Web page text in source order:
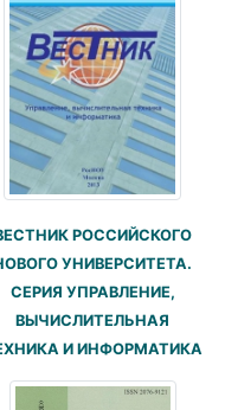
РОССИЙСКОГО
УНИВЕРСИТЕТА.
СЕРИЯ УПРАВЛЕНИЕ,
ВЫЧИСЛИТЕЛЬНАЯ
И ИНФОРМАТИКА